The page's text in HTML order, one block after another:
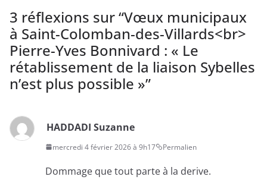
3 réflexions sur “Vœux municipaux
à Saint-Colomban-des-Villards<br>
Pierre-Yves Bonnivard : « Le
rétablissement de la liaison Sybelles
n’est plus possible »”
HADDADI Suzanne
mercredi 4 février 2026 à 9h17 Permalien
Dommage que tout parte à la derive.